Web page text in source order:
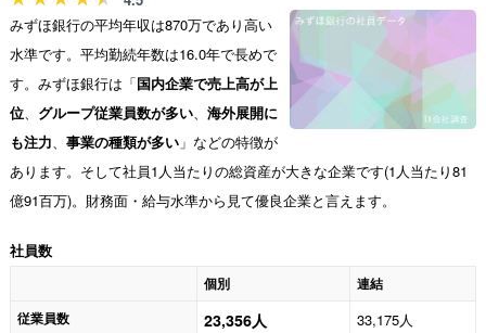
みずほ銀行の平均年収は870万であり高い
水準です。平均勤続年数は16.0年で長めで
す。みずほ銀行は「国内企業で売上高が上
位、 グループ従業員数が多い、 海外展開に
も注力、 事業の種類が多い 」などの特徴が
あります。そして社員1人当たりの総資産が大きな企業です(1人当たり81
億91百万)。財務面・給与水準から見て優良企業と言えます。
社員数
個別
連結
従業員数
23,356人 33,175人